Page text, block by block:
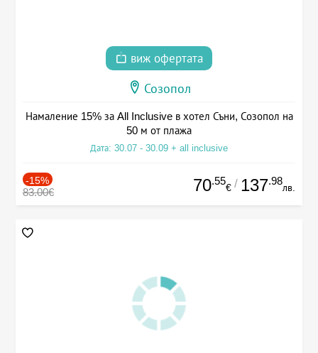
виж офертата
Созопол
Намаление 15% за All Inclusive в хотел Съни, Созопол на
50 м от плажа
Дата: 30.07 - 30.09 + all inclusive
-15%
83.00€ 70.55
€ / 137.98
лв.